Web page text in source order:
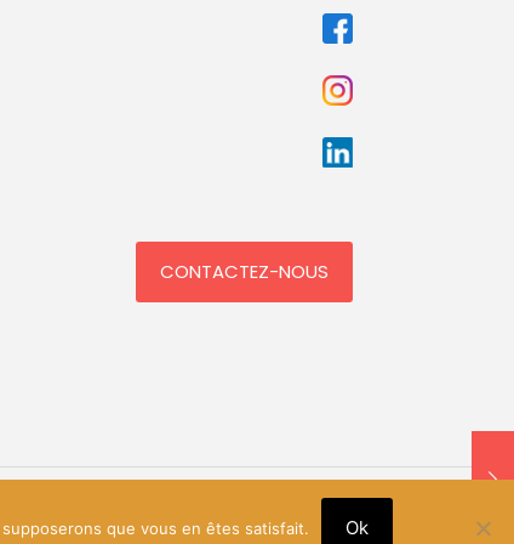
CONTACTEZ-NOUS
que vous en êtes satisfait. Ok